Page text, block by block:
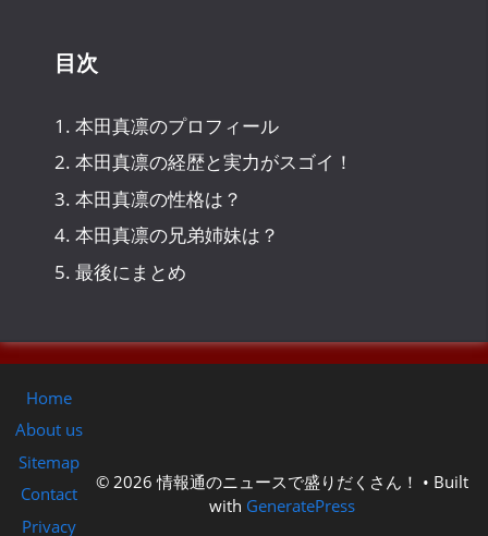
目次
1. 本田真凛のプロフィール
2. 本田真凛の経歴と実力がスゴイ！
3. 本田真凛の性格は？
4. 本田真凛の兄弟姉妹は？
5. 最後にまとめ
Home
About us
Sitemap
Contact
Privacy
© 2026 情報通のニュースで盛りだくさん！ • Built
with GeneratePress